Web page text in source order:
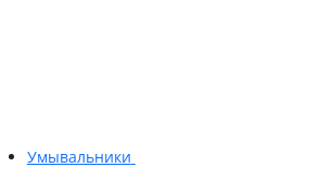
Умывальники